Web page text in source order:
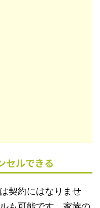
セルできる
契約にはなりませ